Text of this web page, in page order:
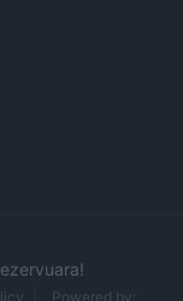
Powered by: